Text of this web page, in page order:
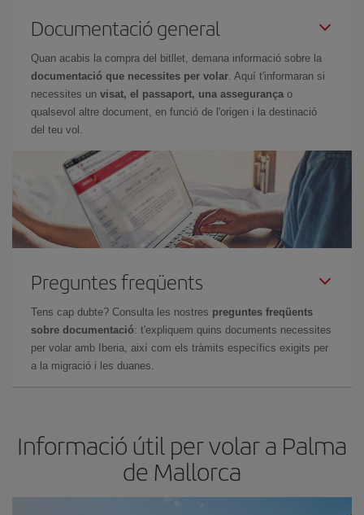
Documentació general
Quan acabis la compra del bitllet, demana informació sobre la
documentació que necessites per volar. Aquí t'informaran si
necessites un visat, el passaport, una assegurança o
qualsevol altre document, en funció de l'origen i la destinació
del teu vol.
Preguntes freqüents
Tens cap dubte? Consulta les nostres preguntes freqüents
sobre documentació: t'expliquem quins documents necessites
per volar amb Iberia, així com els tràmits específics exigits per
a la migració i les duanes.
Informació útil per volar a Palma
de Mallorca